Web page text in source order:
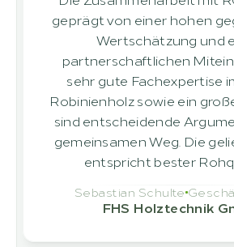
geprägt von einer hohen
Wertschätzung und
partnerschaftlichen
sehr gute Fachexpertise
Robinienholz sowie ein
sind entscheidende
gemeinsamen Weg. Die
entspricht bester
Sebastian Schulte
FHS Holztechnik